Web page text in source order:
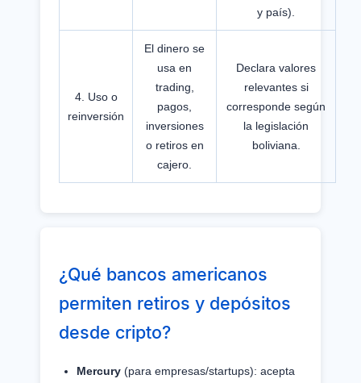
y país).
4. Uso o
reinversión
El dinero se
usa en
trading,
pagos,
inversiones
o retiros en
cajero.
Declara valores
relevantes si
corresponde según
la legislación
boliviana.
¿Qué bancos americanos
permiten retiros y depósitos
desde cripto?
Mercury (para empresas/startups): acepta